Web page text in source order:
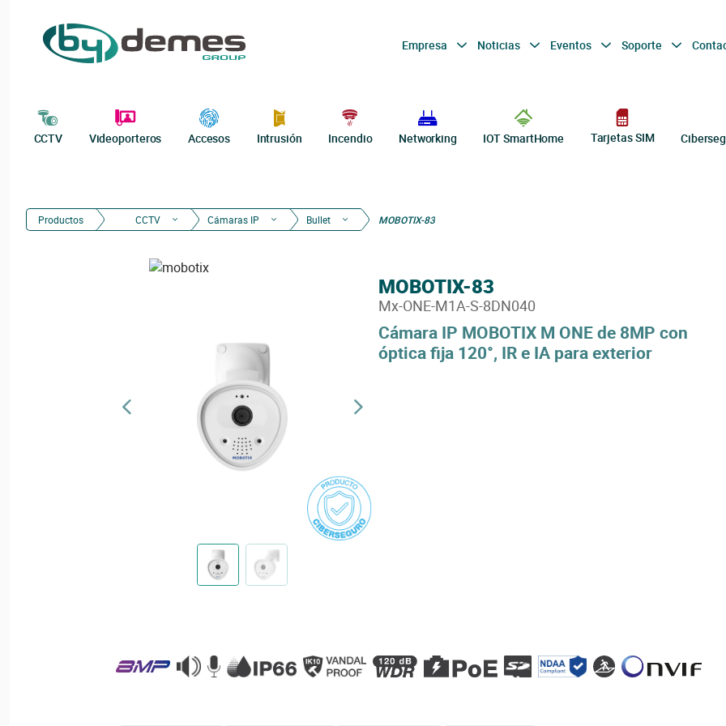
Empresa Noticias Eventos Soporte
CCTV Videoporteros Accesos Intrusión Incendio Networking IOT SmartHome Tarjetas SIM
Productos CCTV Cámaras IP Bullet MOBOTIX-83
Cámara IP MOBOTIX M ONE de 8MP con
óptica fija 120°, IR e IA para exterior
MOBOTIX-83
Mx-ONE-M1A-S-8DN040